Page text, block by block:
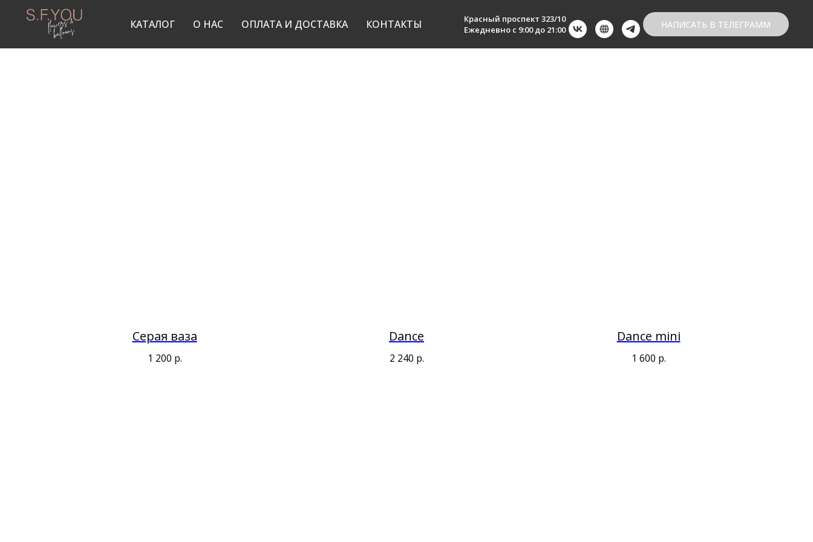
КАТАЛОГ О НАС ОПЛАТА И ДОСТАВКА КОНТАКТЫ
Красный проспект 323/10
Ежедневно с 9:00 до 21:00
НАПИСАТЬ В ТЕЛЕГРАММ
Серая ваза
1 200 р.
Dance
2 240 р.
Dance mini
1 600 р.